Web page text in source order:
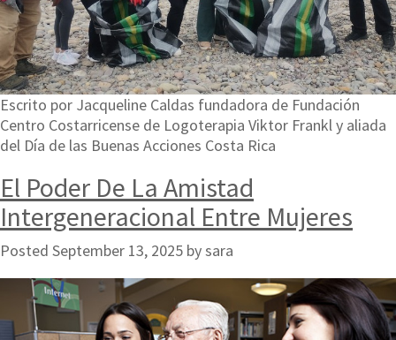
Escrito por Jacqueline Caldas fundadora de Fundación
Centro Costarricense de Logoterapia Viktor Frankl y aliada
del Día de las Buenas Acciones Costa Rica
El Poder De La Amistad
Intergeneracional Entre Mujeres
Posted September 13, 2025 bysara